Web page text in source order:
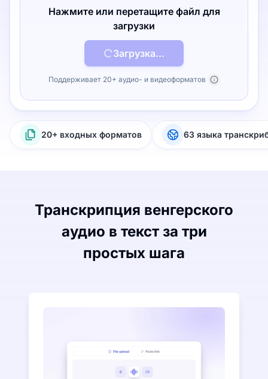
Нажмите или перетащите файл для
загрузки
Загрузка...
Поддерживает 20+ аудио- и видеоформатов
20+ входных форматов 63 языка
Транскрипция венгерского
аудио в текст за три
простых шага